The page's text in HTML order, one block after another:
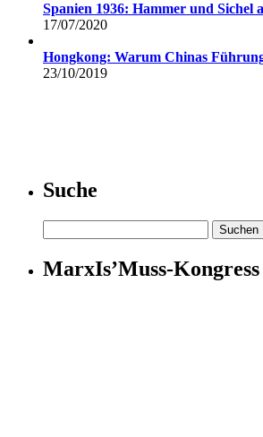
Spanien 1936: Hammer und Sichel
17/07/2020
Hongkong: Warum Chinas
23/10/2019
Suche
nach:
MarxIs’Muss-Kongress